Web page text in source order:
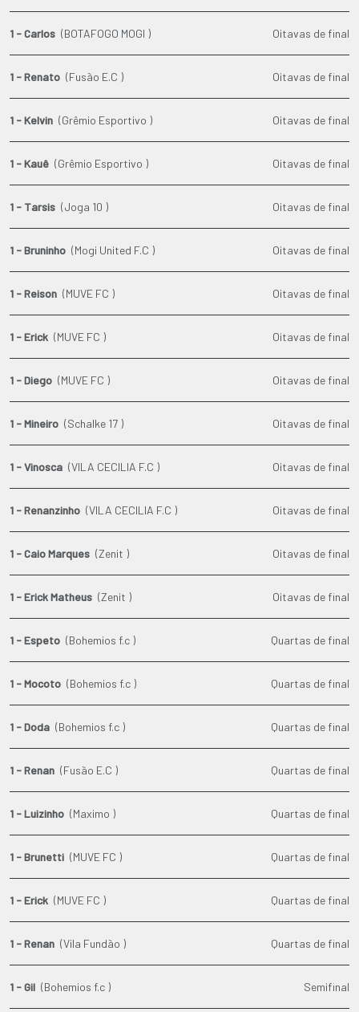
1 - Carlos (BOTAFOGO MOGI ) Oitavas de final
1 - Renato (Fusão E.C ) Oitavas de final
1 - Kelvin (Grêmio Esportivo ) Oitavas de final
1 - Kauê (Grêmio Esportivo ) Oitavas de final
1 - Tarsis (Joga 10 ) Oitavas de final
1 - Bruninho (Mogi United F.C ) Oitavas de final
1 - Reison (MUVE FC ) Oitavas de final
1 - Erick (MUVE FC ) Oitavas de final
1 - Diego (MUVE FC ) Oitavas de final
1 - Mineiro (Schalke 17 ) Oitavas de final
1 - Vinosca (VILA CECILIA F.C ) Oitavas de final
1 - Renanzinho (VILA CECILIA F.C ) Oitavas de final
1 - Caio Marques (Zenit ) Oitavas de final
1 - Erick Matheus (Zenit ) Oitavas de final
1 - Espeto (Bohemios f.c ) Quartas de final
1 - Mocoto (Bohemios f.c ) Quartas de final
1 - Doda (Bohemios f.c ) Quartas de final
1 - Renan (Fusão E.C ) Quartas de final
1 - Luizinho (Maximo ) Quartas de final
1 - Brunetti (MUVE FC ) Quartas de final
1 - Erick (MUVE FC ) Quartas de final
1 - Renan (Vila Fundão ) Quartas de final
1 - Gil (Bohemios f.c ) Semifinal